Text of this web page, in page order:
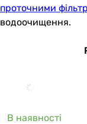
проточними
водоочищення.
В наявності